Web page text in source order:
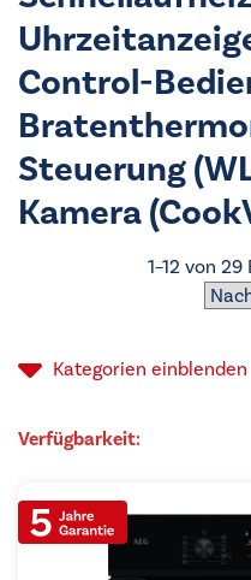
Control-
Steuerung
Kamera
1–12 von
Kategorien einblenden
Verfügbarkeit: